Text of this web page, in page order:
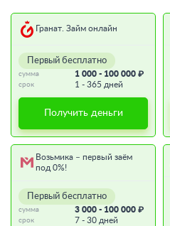
Гранат. Займ онлайн
Первый бесплатно
сумма 1 000 - 100 000 ₽
срок 1 - 365 дней
Получить деньги
Возьмика – первый заём
под 0%!
Первый бесплатно
сумма 3 000 - 100 000 ₽
срок 7 - 30 дней